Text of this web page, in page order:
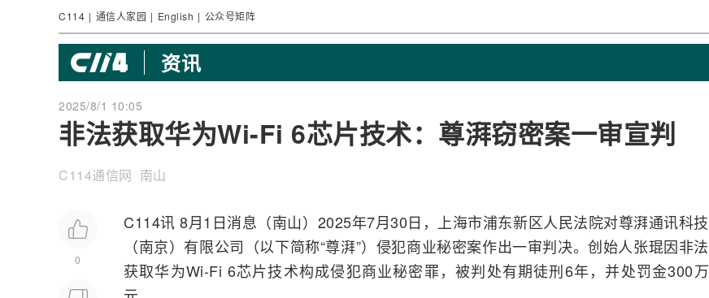
C114 | 通信人家园 | English | 公众号矩阵
资讯
2025/8/1 10:05
非法获取华为Wi-Fi 6芯片技术：尊湃窃密案一审宣判
C114通信网 南山
0
C114讯 8月1日消息（南山）2025年7月30日，上海市浦东新区人民法院对尊湃通讯科技
（南京）有限公司（以下简称“尊湃”）侵犯商业秘密案作出一审判决。创始人张琨因非法
获取华为Wi-Fi 6芯片技术构成侵犯商业秘密罪，被判处有期徒刑6年，并处罚金300万